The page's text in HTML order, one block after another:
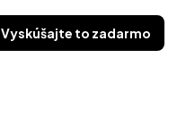
Vyskúšajte to zadarmo